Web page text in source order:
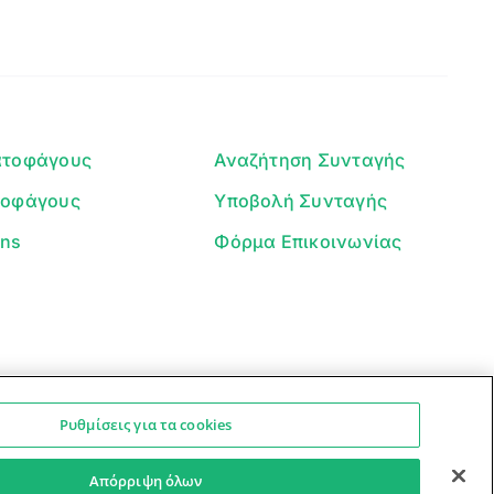
Αναζήτηση Συνταγής
Υποβολή Συνταγής
Φόρμα Επικοινωνίας
Προστασία Προσωπικών Δεδομένων
Ο βοηθός μπορεί να κάνει λάθη — ελέγξτε τις συνταγές.
Ρυθμίσεις για τα cookies
Απόρριψη όλων